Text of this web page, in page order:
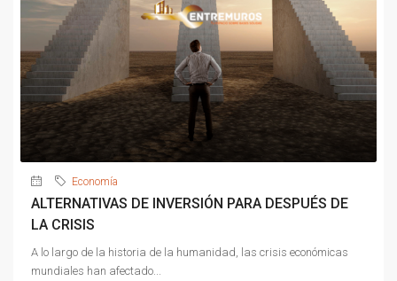
Economía
ALTERNATIVAS DE INVERSIÓN PARA DESPUÉS DE
LA CRISIS
A lo largo de la historia de la humanidad, las crisis económicas
mundiales han afectado...